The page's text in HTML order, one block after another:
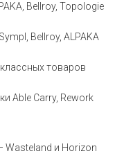
Bellroy, Topologie
Bellroy, ALPAKA
товаров
Able Carry, Rework
Wasteland и Horizon